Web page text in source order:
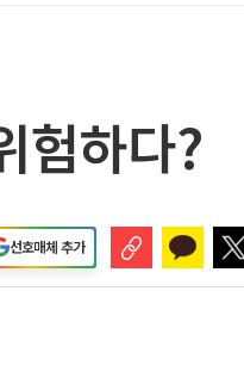
험하다?
선호매체 추가